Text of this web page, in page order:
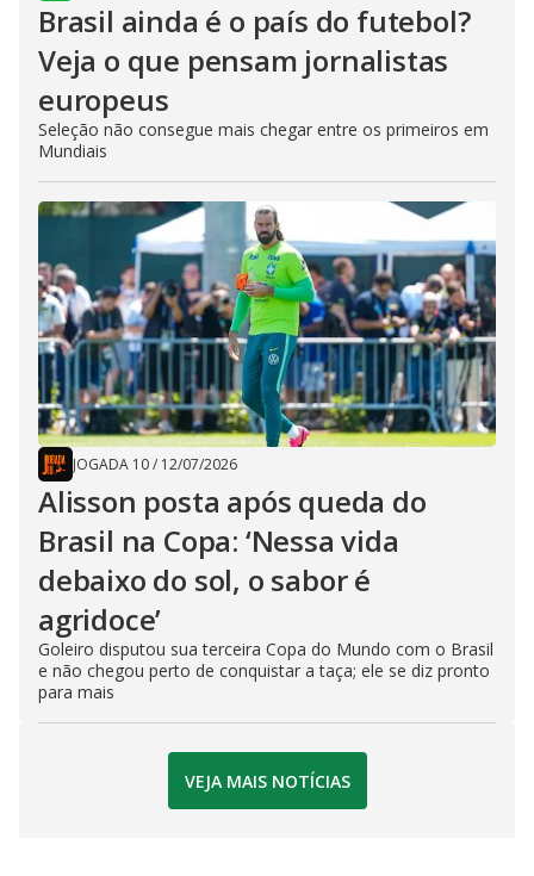
Brasil ainda é o país do futebol?
Veja o que pensam jornalistas
europeus
Seleção não consegue mais chegar entre os primeiros em
Mundiais
JOGADA 10/ 12/07/2026
Alisson posta após queda do
Brasil na Copa: ‘Nessa vida
debaixo do sol, o sabor é
agridoce’
Goleiro disputou sua terceira Copa do Mundo com o Brasil
e não chegou perto de conquistar a taça; ele se diz pronto
para mais
VEJA MAIS NOTÍCIAS